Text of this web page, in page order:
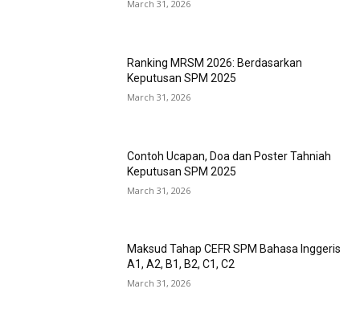
March 31, 2026
Ranking MRSM 2026: Berdasarkan
Keputusan SPM 2025
March 31, 2026
Contoh Ucapan, Doa dan Poster Tahniah
Keputusan SPM 2025
March 31, 2026
Maksud Tahap CEFR SPM Bahasa Inggeris
A1, A2, B1, B2, C1, C2
March 31, 2026